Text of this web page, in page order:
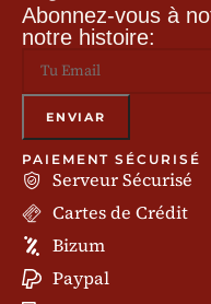
Abonnez-vous à
notre histoire:
PAIEMENT SÉCURISÉ
Serveur Sécurisé
Cartes de Crédit
Bizum
Paypal